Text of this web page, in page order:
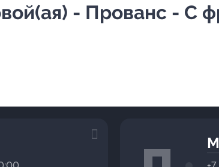
- Прованс - С